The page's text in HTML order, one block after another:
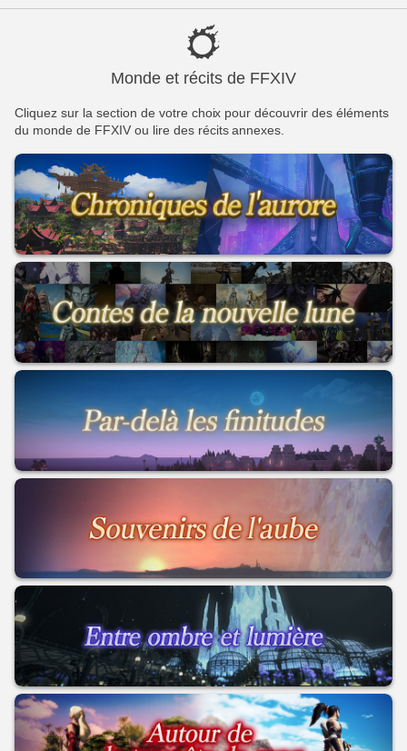
Monde et récits de FFXIV
Cliquez sur la section de votre choix pour découvrir des éléments
du monde de FFXIV ou lire des récits annexes.